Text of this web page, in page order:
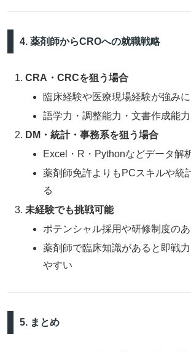
4. 薬剤師からCROへの就職戦略
CRA・CRCを狙う場合
臨床経験や医療現場経験が強み
語学力・調整能力・文書作成能
DM・統計・事務系を狙う場合
Excel・R・Pythonなどデータ解
薬剤師免許よりもPCスキルや統
る
未経験でも挑戦可能
ポテンシャル採用や研修制度の
薬剤師で臨床知識があると即戦
やすい
5. まとめ